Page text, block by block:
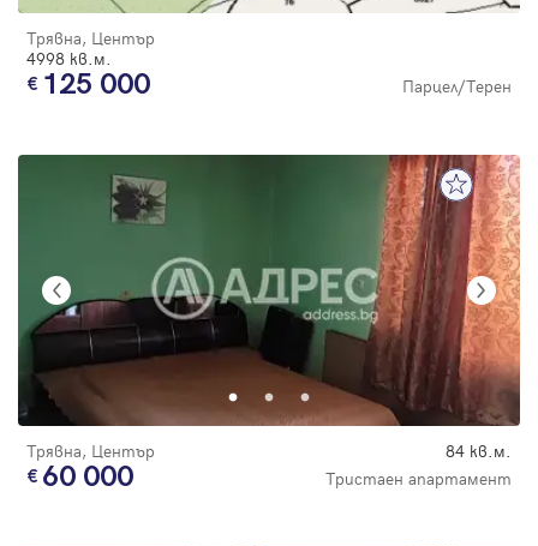
Трявна, Център
4998 кв.м.
125 000 Парцел/Терен
Трявна, Център 84 кв.м.
60 000 Тристаен апартамент